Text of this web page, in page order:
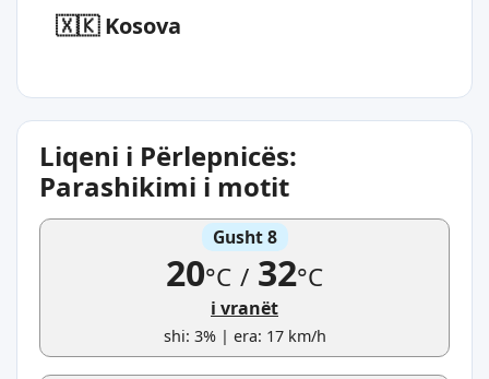
🇽🇰 Kosova
Liqeni i Përlepnicës:
Parashikimi i motit
Gusht 8
20°C / 32°C
i vranët
shi: 3% | era: 17 km/h